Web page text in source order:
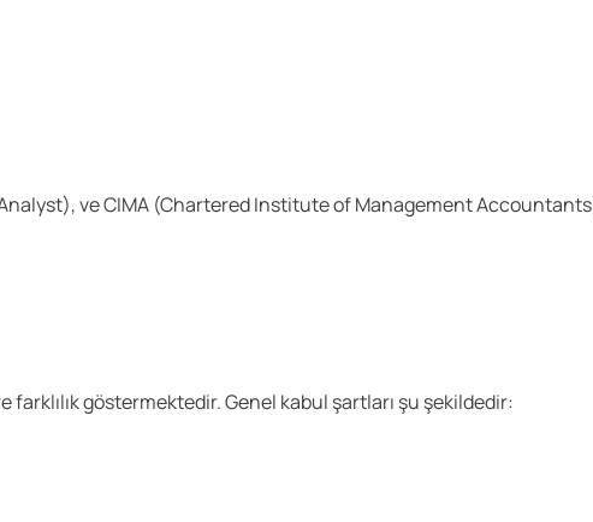
ve CIMA (Chartered Institute of Management
göstermektedir. Genel kabul şartları şu şekildedir: